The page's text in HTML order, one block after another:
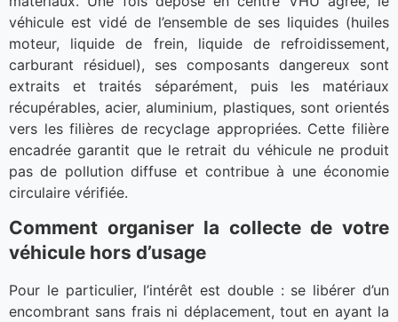
véhicule est vidé de l’ensemble de ses liquides (huiles
moteur, liquide de frein, liquide de refroidissement,
carburant résiduel), ses composants dangereux sont
extraits et traités séparément, puis les matériaux
récupérables, acier, aluminium, plastiques, sont orientés
vers les filières de recyclage appropriées. Cette filière
encadrée garantit que le retrait du véhicule ne produit
pas de pollution diffuse et contribue à une économie
circulaire vérifiée.
Comment organiser la collecte de votre
véhicule hors d’usage
Pour le particulier, l’intérêt est double : se libérer d’un
encombrant sans frais ni déplacement, tout en ayant la